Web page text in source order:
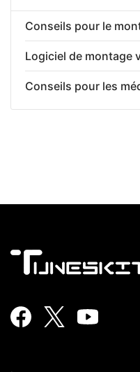
Conseils pour le
Logiciel de montage
Conseils pour les